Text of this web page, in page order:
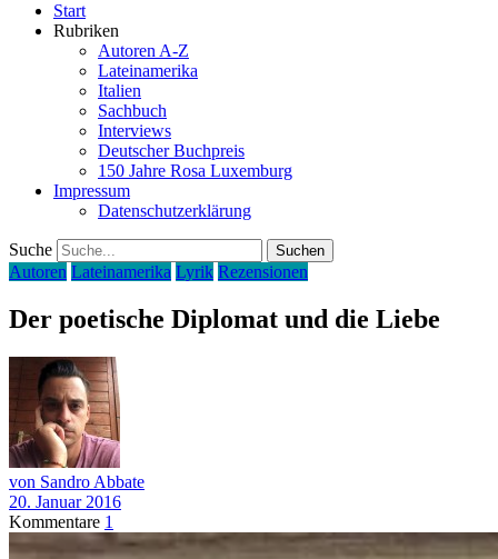
Start
Rubriken
Autoren A-Z
Lateinamerika
Italien
Sachbuch
Interviews
Deutscher Buchpreis
150 Jahre Rosa Luxemburg
Impressum
Datenschutzerklärung
Suche
Autoren Lateinamerika Lyrik Rezensionen
Der poetische Diplomat und die Liebe
von Sandro Abbate
20. Januar 2016
Kommentare 1